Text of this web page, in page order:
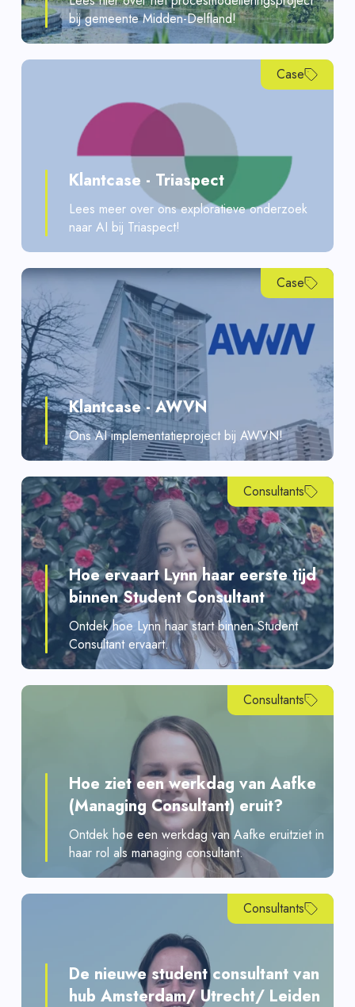
bij gemeente Midden-Delfland!
Case
Klantcase - Triaspect
Lees meer over ons exploratieve onderzoek
naar AI bij Triaspect!
Case
Klantcase - AWVN
Ons AI implementatieproject bij AWVN!
Consultants
Hoe ervaart Lynn haar eerste tijd
binnen Student Consultant
Ontdek hoe Lynn haar start binnen Student
Consultant ervaart.
Consultants
Hoe ziet een werkdag van Aafke
(Managing Consultant) eruit?
Ontdek hoe een werkdag van Aafke eruitziet in
haar rol als managing consultant.
Consultants
De nieuwe student consultant van
hub Amsterdam/ Utrecht/ Leiden